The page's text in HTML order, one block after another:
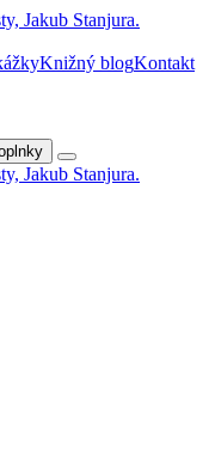
Knižný blogKontakt